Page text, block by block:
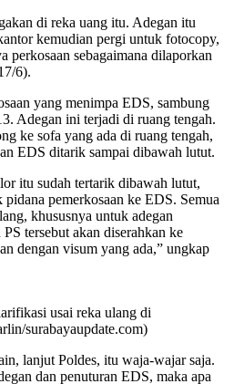
di reka uang itu. Adegan itu
kemudian pergi untuk fotocopy,
perkosaan sebagaimana dilaporkan
6).
yang menimpa EDS, sambung
Adegan ini terjadi di ruang tengah.
ke sofa yang ada di ruang tengah,
EDS ditarik sampai dibawah lutut.
itu sudah tertarik dibawah lutut,
pemerkosaan ke EDS. Semua
khususnya untuk adegan
tersebut akan diserahkan ke
dengan visum yang ada,” ungkap
usai reka ulang di
surabayaupdate.com)
lanjut Poldes, itu waja-wajar saja.
dan penuturan EDS, maka apa